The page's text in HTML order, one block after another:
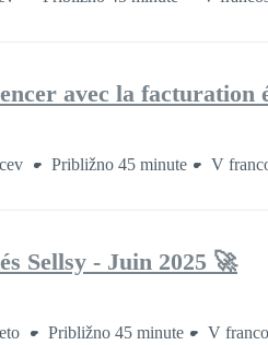
avec la facturation
Približno 45 minute V
Sellsy - Juin 2025 🚀
Približno 45 minute V